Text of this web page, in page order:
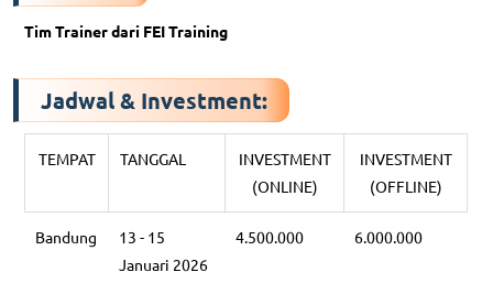
Tim Trainer dari FEI Training
Jadwal & Investment:
TEMPAT TANGGAL
INVESTMENT
(ONLINE)
INVESTMENT
(OFFLINE)
Bandung
13 - 15
Januari 2026
4.500.000 6.000.000